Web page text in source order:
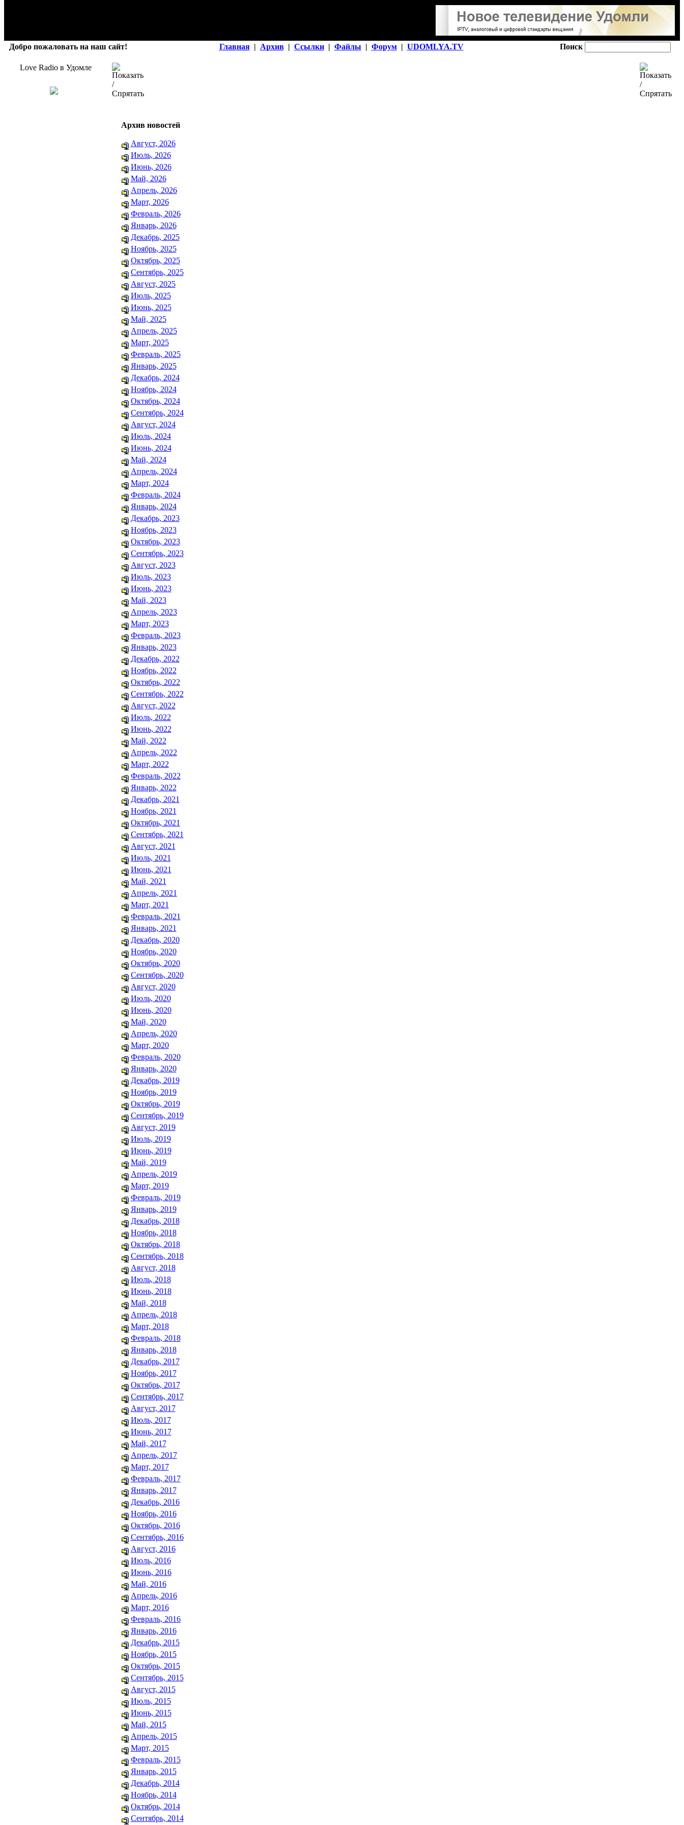
Добро пожаловать на наш сайт! Главная | Архив | Ссылки | Файлы | Форум | UDOMLYA.TV Поиск
Love Radio в Удомле
Архив новостей
Август, 2026
Июль, 2026
Июнь, 2026
Май, 2026
Апрель, 2026
Март, 2026
Февраль, 2026
Январь, 2026
Декабрь, 2025
Ноябрь, 2025
Октябрь, 2025
Сентябрь, 2025
Август, 2025
Июль, 2025
Июнь, 2025
Май, 2025
Апрель, 2025
Март, 2025
Февраль, 2025
Январь, 2025
Декабрь, 2024
Ноябрь, 2024
Октябрь, 2024
Сентябрь, 2024
Август, 2024
Июль, 2024
Июнь, 2024
Май, 2024
Апрель, 2024
Март, 2024
Февраль, 2024
Январь, 2024
Декабрь, 2023
Ноябрь, 2023
Октябрь, 2023
Сентябрь, 2023
Август, 2023
Июль, 2023
Июнь, 2023
Май, 2023
Апрель, 2023
Март, 2023
Февраль, 2023
Январь, 2023
Декабрь, 2022
Ноябрь, 2022
Октябрь, 2022
Сентябрь, 2022
Август, 2022
Июль, 2022
Июнь, 2022
Май, 2022
Апрель, 2022
Март, 2022
Февраль, 2022
Январь, 2022
Декабрь, 2021
Ноябрь, 2021
Октябрь, 2021
Сентябрь, 2021
Август, 2021
Июль, 2021
Июнь, 2021
Май, 2021
Апрель, 2021
Март, 2021
Февраль, 2021
Январь, 2021
Декабрь, 2020
Ноябрь, 2020
Октябрь, 2020
Сентябрь, 2020
Август, 2020
Июль, 2020
Июнь, 2020
Май, 2020
Апрель, 2020
Март, 2020
Февраль, 2020
Январь, 2020
Декабрь, 2019
Ноябрь, 2019
Октябрь, 2019
Сентябрь, 2019
Август, 2019
Июль, 2019
Июнь, 2019
Май, 2019
Апрель, 2019
Март, 2019
Февраль, 2019
Январь, 2019
Декабрь, 2018
Ноябрь, 2018
Октябрь, 2018
Сентябрь, 2018
Август, 2018
Июль, 2018
Июнь, 2018
Май, 2018
Апрель, 2018
Март, 2018
Февраль, 2018
Январь, 2018
Декабрь, 2017
Ноябрь, 2017
Октябрь, 2017
Сентябрь, 2017
Август, 2017
Июль, 2017
Июнь, 2017
Май, 2017
Апрель, 2017
Март, 2017
Февраль, 2017
Январь, 2017
Декабрь, 2016
Ноябрь, 2016
Октябрь, 2016
Сентябрь, 2016
Август, 2016
Июль, 2016
Июнь, 2016
Май, 2016
Апрель, 2016
Март, 2016
Февраль, 2016
Январь, 2016
Декабрь, 2015
Ноябрь, 2015
Октябрь, 2015
Сентябрь, 2015
Август, 2015
Июль, 2015
Июнь, 2015
Май, 2015
Апрель, 2015
Март, 2015
Февраль, 2015
Январь, 2015
Декабрь, 2014
Ноябрь, 2014
Октябрь, 2014
Сентябрь, 2014